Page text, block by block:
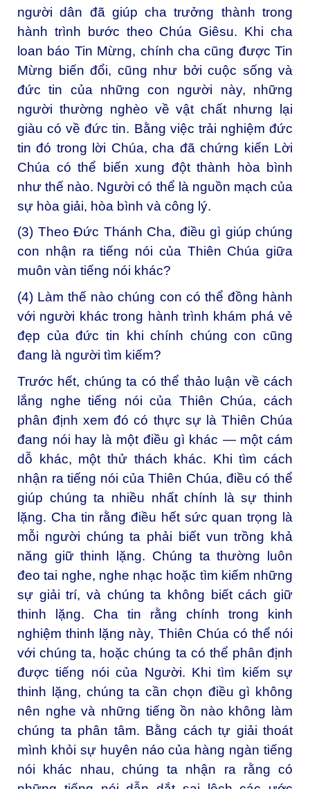
người dân đã giúp cha trưởng thành trong
hành trình bước theo Chúa Giêsu. Khi cha
loan báo Tin Mừng, chính cha cũng được Tin
Mừng biến đổi, cũng như bởi cuộc sống và
đức tin của những con người này, những
người thường nghèo về vật chất nhưng lại
giàu có về đức tin. Bằng việc trải nghiệm đức
tin đó trong lời Chúa, cha đã chứng kiến Lời
Chúa có thể biến xung đột thành hòa bình
như thế nào. Người có thể là nguồn mạch của
sự hòa giải, hòa bình và công lý.
(3) Theo Đức Thánh Cha, điều gì giúp chúng
con nhận ra tiếng nói của Thiên Chúa giữa
muôn vàn tiếng nói khác?
(4) Làm thế nào chúng con có thể đồng hành
với người khác trong hành trình khám phá vẻ
đẹp của đức tin khi chính chúng con cũng
đang là người tìm kiếm?
Trước hết, chúng ta có thể thảo luận về cách
lắng nghe tiếng nói của Thiên Chúa, cách
phân định xem đó có thực sự là Thiên Chúa
đang nói hay là một điều gì khác — một cám
dỗ khác, một thử thách khác. Khi tìm cách
nhận ra tiếng nói của Thiên Chúa, điều có thể
giúp chúng ta nhiều nhất chính là sự thinh
lặng. Cha tin rằng điều hết sức quan trọng là
mỗi người chúng ta phải biết vun trồng khả
năng giữ thinh lặng. Chúng ta thường luôn
đeo tai nghe, nghe nhạc hoặc tìm kiếm những
sự giải trí, và chúng ta không biết cách giữ
thinh lặng. Cha tin rằng chính trong kinh
nghiệm thinh lặng này, Thiên Chúa có thể nói
với chúng ta, hoặc chúng ta có thể phân định
được tiếng nói của Người. Khi tìm kiếm sự
thinh lặng, chúng ta cần chọn điều gì không
nên nghe và những tiếng ồn nào không làm
chúng ta phân tâm. Bằng cách tự giải thoát
mình khỏi sự huyên náo của hàng ngàn tiếng
nói khác nhau, chúng ta nhận ra rằng có